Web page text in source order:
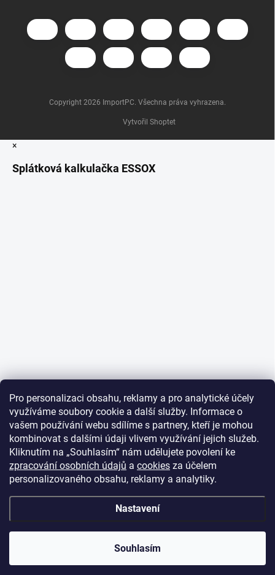
Pro personalizaci obsahu, reklamy a pro analytické účely
využíváme soubory cookie a další služby. Informace o
vašem používání webu sdílíme s partnery, kteří je mohou
kombinovat s dalšími údaji vlivem využívání jejich služeb.
Kliknutím na „Souhlasím“ nám udělujete povolení ke
zpracování osobních údajů a cookies za účelem
personalizovaného obsahu, reklamy a analytiky.
Nastavení
Souhlasím
Vytvořil Shoptet
Copyright 2026 ImportPC. Všechna práva vyhrazena.
×
Splátková kalkulačka ESSOX